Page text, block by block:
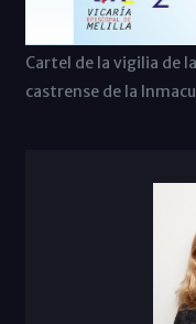
Cartel de la vigilia de
castrense de la